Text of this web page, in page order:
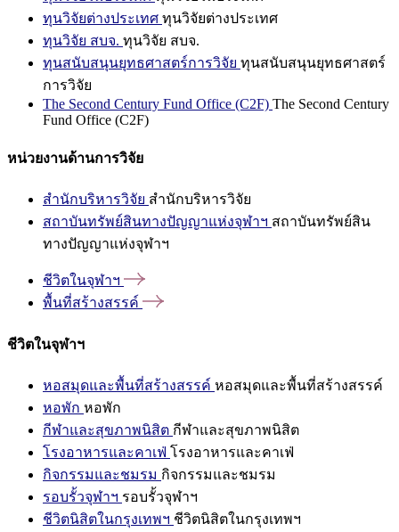
ทุนวิจัยต่างประเทศ ทุนวิจัยต่างประเทศ
ทุนวิจัย สบจ. ทุนวิจัย สบจ.
ทุนสนับสนุนยุทธศาสตร์การวิจัย ทุนสนับสนุนยุทธศาสตร์
การวิจัย
The Second Century Fund Office (C2F) The Second Century
Fund Office (C2F)
หน่วยงานด้านการวิจัย
สำนักบริหารวิจัย สำนักบริหารวิจัย
สถาบันทรัพย์สินทางปัญญาแห่งจุฬาฯ สถาบันทรัพย์สิน
ทางปัญญาแห่งจุฬาฯ
ชีวิตในจุฬาฯ
พื้นที่สร้างสรรค์
ชีวิตในจุฬาฯ
หอสมุดและพื้นที่สร้างสรรค์ หอสมุดและพื้นที่สร้างสรรค์
หอพัก หอพัก
กีฬาและสุขภาพนิสิต กีฬาและสุขภาพนิสิต
โรงอาหารและคาเฟ่ โรงอาหารและคาเฟ่
กิจกรรมและชมรม กิจกรรมและชมรม
รอบรั้วจุฬาฯ รอบรั้วจุฬาฯ
ชีวิตนิสิตในกรุงเทพฯ ชีวิตนิสิตในกรุงเทพฯ